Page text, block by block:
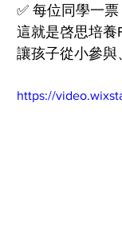
✅ 每位同學一
這就是啓思培養
讓孩子從小參與
https://